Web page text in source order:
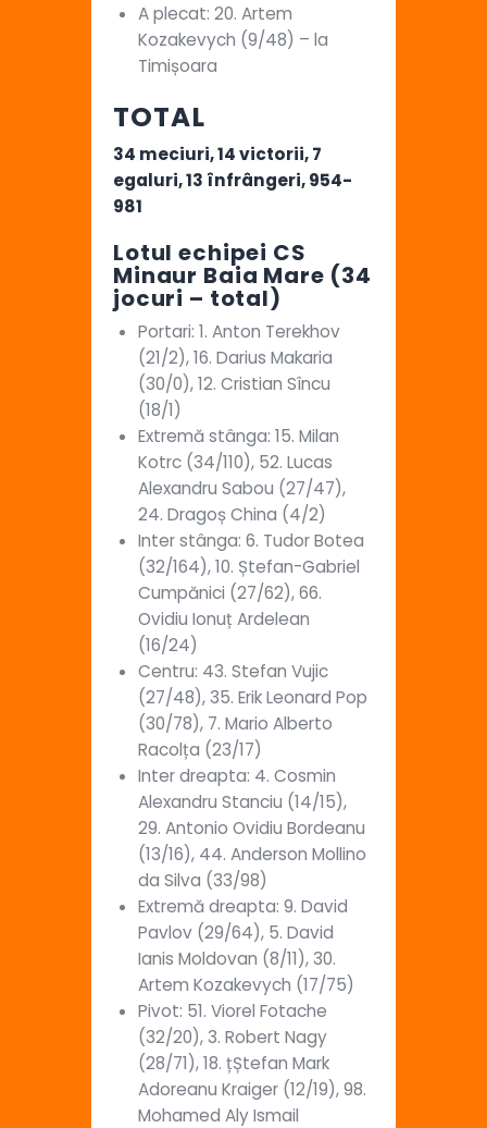
A plecat: 20. Artem
Kozakevych (9/48) – la
Timișoara
TOTAL
34 meciuri, 14 victorii, 7
egaluri, 13 înfrângeri, 954-
981
Lotul echipei CS
Minaur Baia Mare (34
jocuri – total)
Portari: 1. Anton Terekhov
(21/2), 16. Darius Makaria
(30/0), 12. Cristian Sîncu
(18/1)
Extremă stânga: 15. Milan
Kotrc (34/110), 52. Lucas
Alexandru Sabou (27/47),
24. Dragoș China (4/2)
Inter stânga: 6. Tudor Botea
(32/164), 10. Ștefan-Gabriel
Cumpănici (27/62), 66.
Ovidiu Ionuț Ardelean
(16/24)
Centru: 43. Stefan Vujic
(27/48), 35. Erik Leonard Pop
(30/78), 7. Mario Alberto
Racolța (23/17)
Inter dreapta: 4. Cosmin
Alexandru Stanciu (14/15),
29. Antonio Ovidiu Bordeanu
(13/16), 44. Anderson Mollino
da Silva (33/98)
Extremă dreapta: 9. David
Pavlov (29/64), 5. David
Ianis Moldovan (8/11), 30.
Artem Kozakevych (17/75)
Pivot: 51. Viorel Fotache
(32/20), 3. Robert Nagy
(28/71), 18. țȘtefan Mark
Adoreanu Kraiger (12/19), 98.
Mohamed Aly Ismail